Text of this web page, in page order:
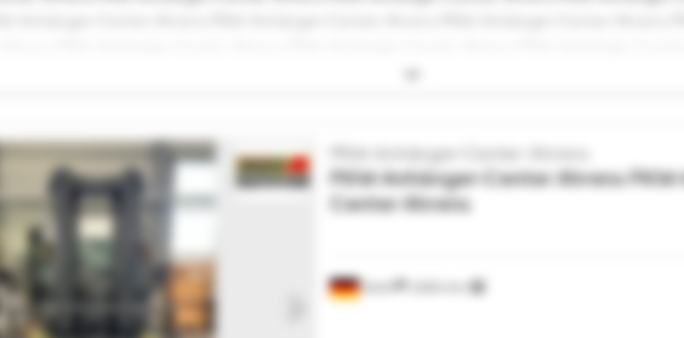
Center Ahrens PKW-Anhänger-Center Ahrens PKW-Anhänger-Center Ahrens PKW-
Stuhr
PKW-Anhänger-Center Ahrens
PKW-Anhänger-Center Ahrens
Center Ahrens